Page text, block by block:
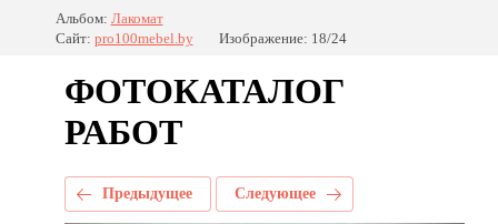
Альбом: Лакомат
Сайт: pro100mebel.by Изображение: 18/24
ФОТОКАТАЛОГ
РАБОТ
Предыдущее Следующее